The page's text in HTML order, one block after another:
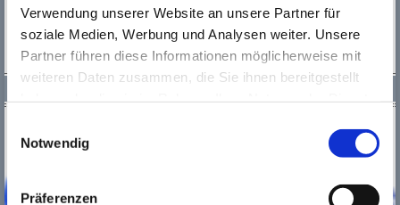
Verwendung unserer Website an unsere Partner für
soziale Medien, Werbung und Analysen weiter. Unsere
Partner führen diese Informationen möglicherweise mit
weiteren Daten zusammen, die Sie ihnen bereitgestellt
Datenschutzhinweise
Notwendig
Präferenzen